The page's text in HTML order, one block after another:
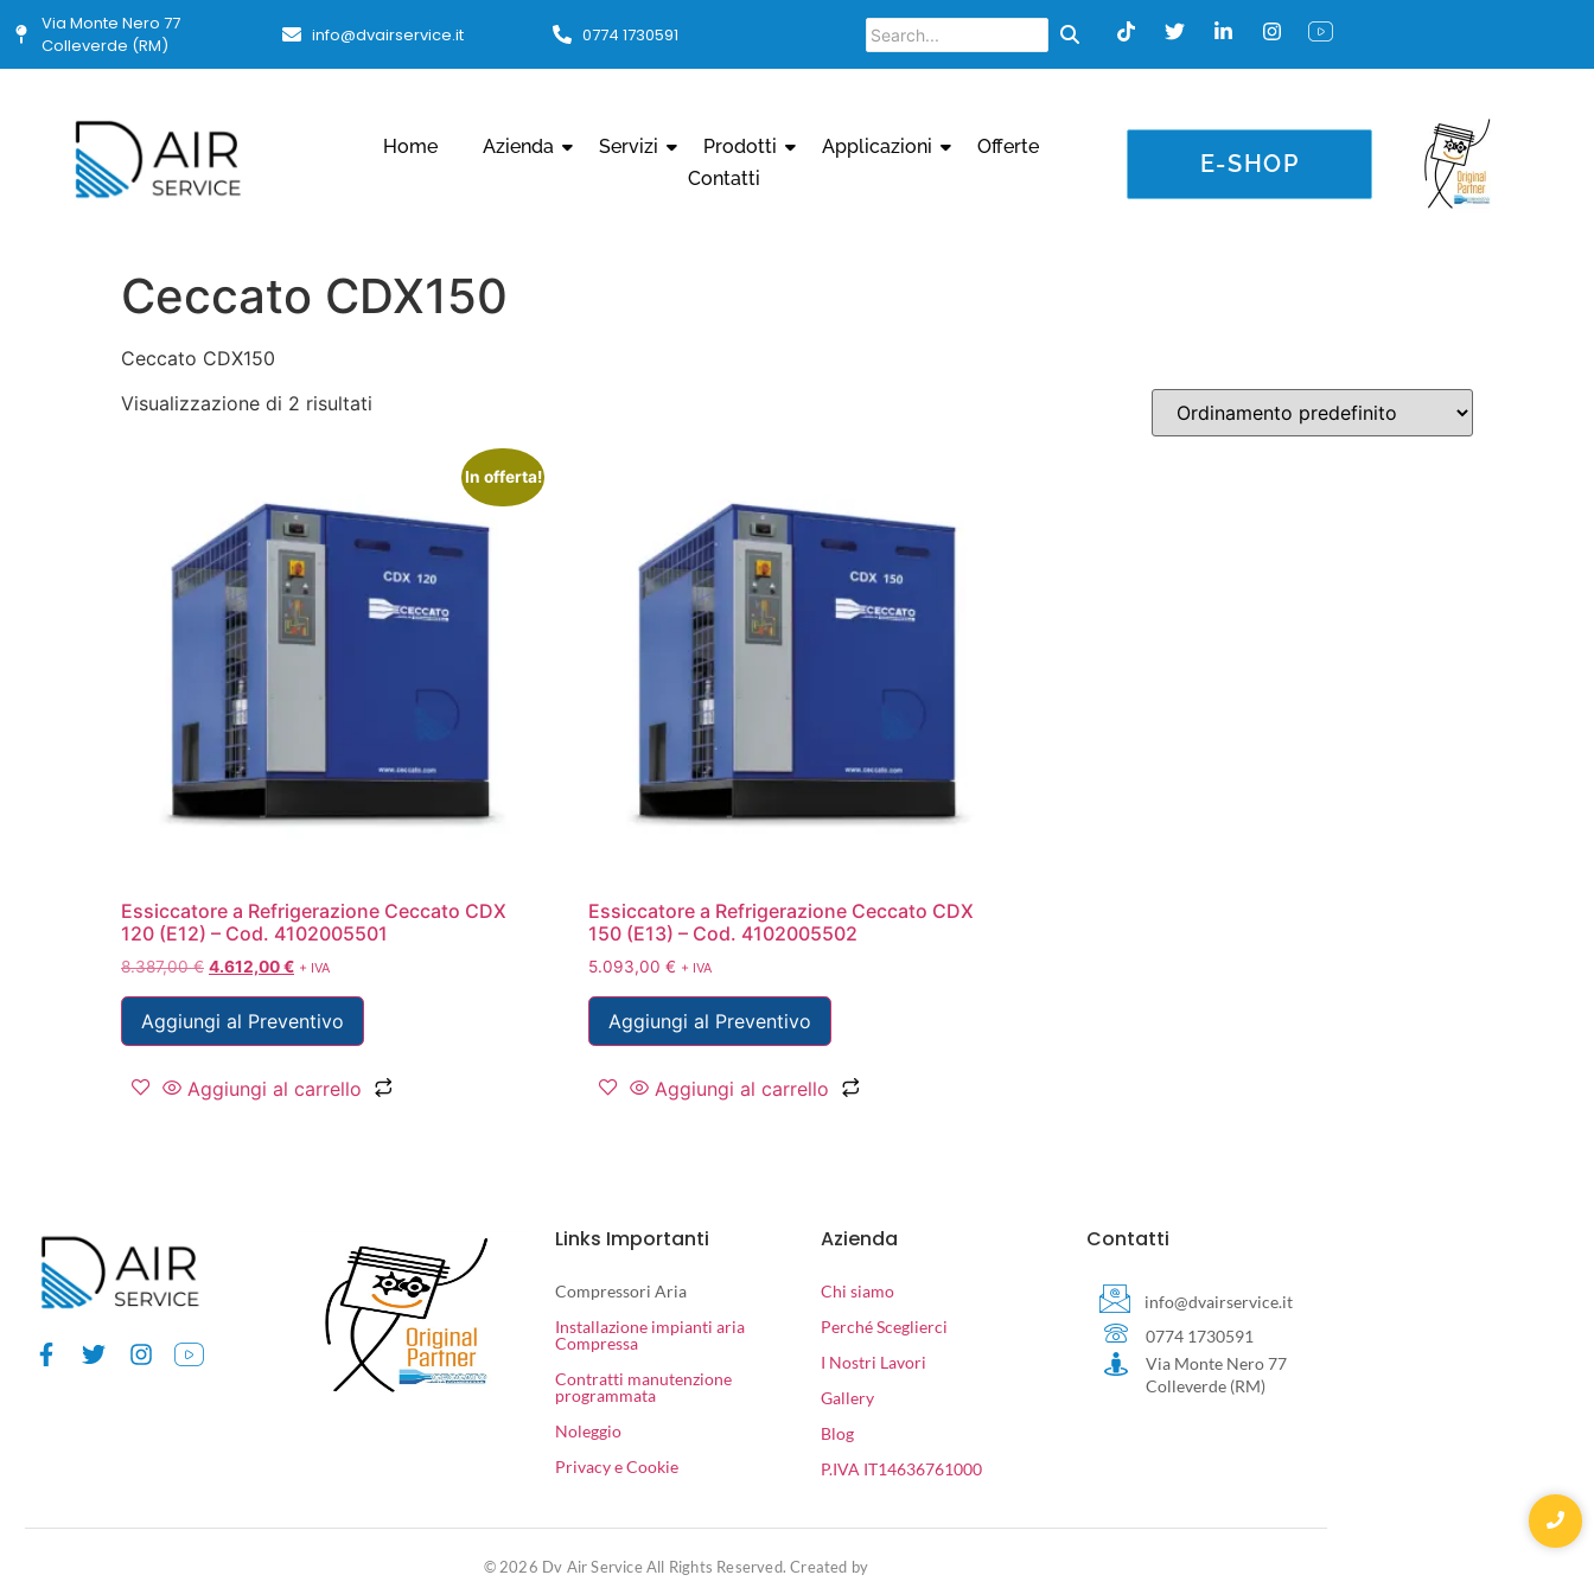
Via Monte Nero 77
Colleverde (RM)
info@dvairservice.it 0774 1730591
Home Azienda Servizi Prodotti Applicazioni
Offerte
Contatti
E-SHOP
Ceccato CDX150
Ceccato CDX150
Visualizzazione di 2 risultati
In offerta!
Essiccatore a Refrigerazione Ceccato CDX
120 (E12) – Cod. 4102005501
8.387,00€ 4.612,00€ + IVA
Aggiungi al Preventivo
Aggiungi al carrello
Essiccatore a Refrigerazione Ceccato CDX
150 (E13) – Cod. 4102005502
5.093,00 € + IVA
Aggiungi al Preventivo
Aggiungi al carrello
Links Importanti
Compressori Aria
Installazione impianti aria
Compressa
Contratti manutenzione
programmata
Noleggio
Privacy e Cookie
Azienda
Chi siamo
Perché Sceglierci
I Nostri Lavori
Gallery
Blog
P.IVA IT14636761000
Contatti
info@dvairservice.it
0774 1730591
Via Monte Nero 77
Colleverde (RM)
© 2026 Dv Air Service All Rights Reserved. Created by